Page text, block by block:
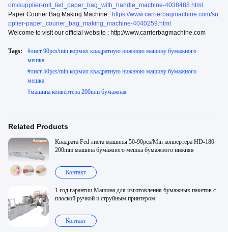
om/supplier-roll_fed_paper_bag_with_handle_machine-4038488.html
Paper Courier Bag Making Machine : https://www.carrierbagmachine.com/su
pplier-paper_courier_bag_making_machine-4040259.html
Welcome to visit our official website : http://www.carrierbagmachine.com
Tags: #лист 90pcs/min кормил квадратную нижнюю машину бумажного
мешка
#лист 50pcs/min кормил квадратную нижнюю машину бумажного
мешка
#машина конвертера 200mm бумажная
Related Products
Квадрата Fed листа машины 50-90pcs/Min конвертера HD-180
200mm машина бумажного мешка бумажного нижняя
Контакт
1 год гарантии Машина для изготовления бумажных пакетов с
плоской ручкой и струйным принтером
Контакт